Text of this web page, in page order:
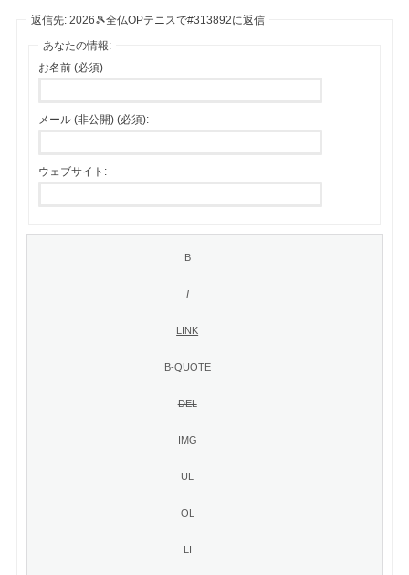
返信先: 2026🎾全仏OPテニスで#313892に返信
あなたの情報:
お名前 (必須)
メール (非公開) (必須):
ウェブサイト: